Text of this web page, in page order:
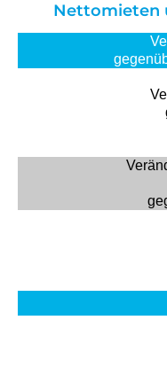
Nettomieten